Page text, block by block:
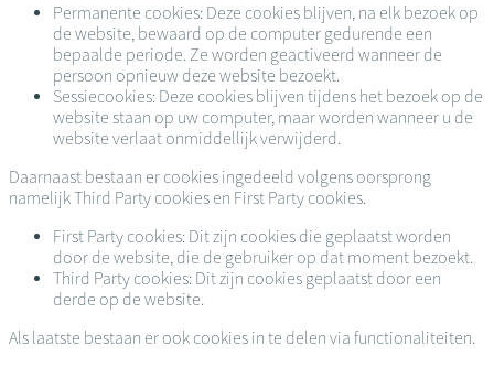
Permanente cookies: Deze cookies blijven, na elk bezoek op
de website, bewaard op de computer gedurende een
bepaalde periode. Ze worden geactiveerd wanneer de
persoon opnieuw deze website bezoekt.
Sessiecookies: Deze cookies blijven tijdens het bezoek op de
website staan op uw computer, maar worden wanneer u de
website verlaat onmiddellijk verwijderd.
Daarnaast bestaan er cookies ingedeeld volgens oorsprong
namelijk Third Party cookies en First Party cookies.
First Party cookies: Dit zijn cookies die geplaatst worden
door de website, die de gebruiker op dat moment bezoekt.
Third Party cookies: Dit zijn cookies geplaatst door een
derde op de website.
Als laatste bestaan er ook cookies in te delen via functionaliteiten.